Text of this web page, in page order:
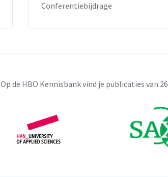
Conferentiebijdrage
Op de HBO Kennisbank vind je publicaties van